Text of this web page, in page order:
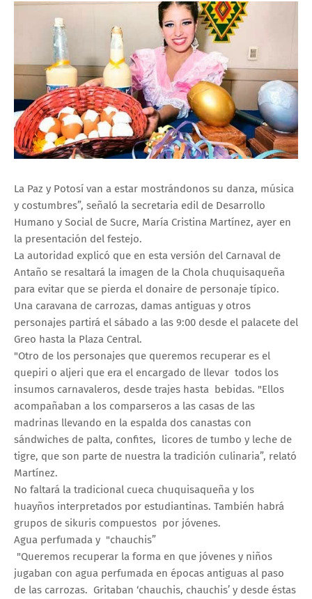
La Paz y Potosí van a estar mostrándonos su danza, música
y costumbres”, señaló la secretaria edil de Desarrollo
Humano y Social de Sucre, María Cristina Martínez, ayer en
la presentación del festejo.
La autoridad explicó que en esta versión del Carnaval de
Antaño se resaltará la imagen de la Chola chuquisaqueña
para evitar que se pierda el donaire de personaje típico.
Una caravana de carrozas, damas antiguas y otros
personajes partirá el sábado a las 9:00 desde el palacete del
Greo hasta la Plaza Central.
"Otro de los personajes que queremos recuperar es el
quepiri o aljeri que era el encargado de llevar todos los
insumos carnavaleros, desde trajes hasta bebidas. "Ellos
acompañaban a los comparseros a las casas de las
madrinas llevando en la espalda dos canastas con
sándwiches de palta, confites, licores de tumbo y leche de
tigre, que son parte de nuestra la tradición culinaria”, relató
Martínez.
No faltará la tradicional cueca chuquisaqueña y los
huayños interpretados por estudiantinas. También habrá
grupos de sikuris compuestos por jóvenes.
Agua perfumada y "chauchis”
"Queremos recuperar la forma en que jóvenes y niños
jugaban con agua perfumada en épocas antiguas al paso
de las carrozas. Gritaban ‘chauchis, chauchis’ y desde éstas